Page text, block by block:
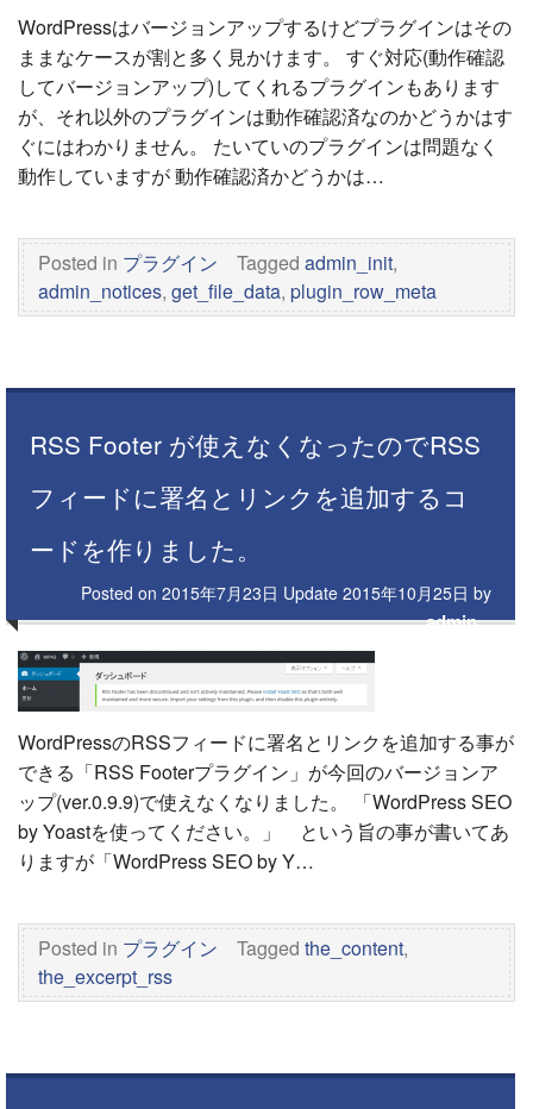
WordPressはバージョンアップするけどプラグインはその
ままなケースが割と多く見かけます。 すぐ対応(動作確認
してバージョンアップ)してくれるプラグインもあります
が、それ以外のプラグインは動作確認済なのかどうかはす
ぐにはわかりません。 たいていのプラグインは問題なく
動作していますが 動作確認済かどうかは…
Posted in プラグイン Tagged admin_init,
admin_notices, get_file_data, plugin_row_meta
RSS Footer が使えなくなったのでRSS
フィードに署名とリンクを追加するコ
ードを作りました。
Posted on 2015年7月23日 Update 2015年10月25日 by
admin
WordPressのRSSフィードに署名とリンクを追加する事が
できる「RSS Footerプラグイン」が今回のバージョンア
ップ(ver.0.9.9)で使えなくなりました。 「WordPress SEO
by Yoastを使ってください。」 という旨の事が書いてあ
りますが「WordPress SEO by Y…
Posted in プラグイン Tagged the_content,
the_excerpt_rss